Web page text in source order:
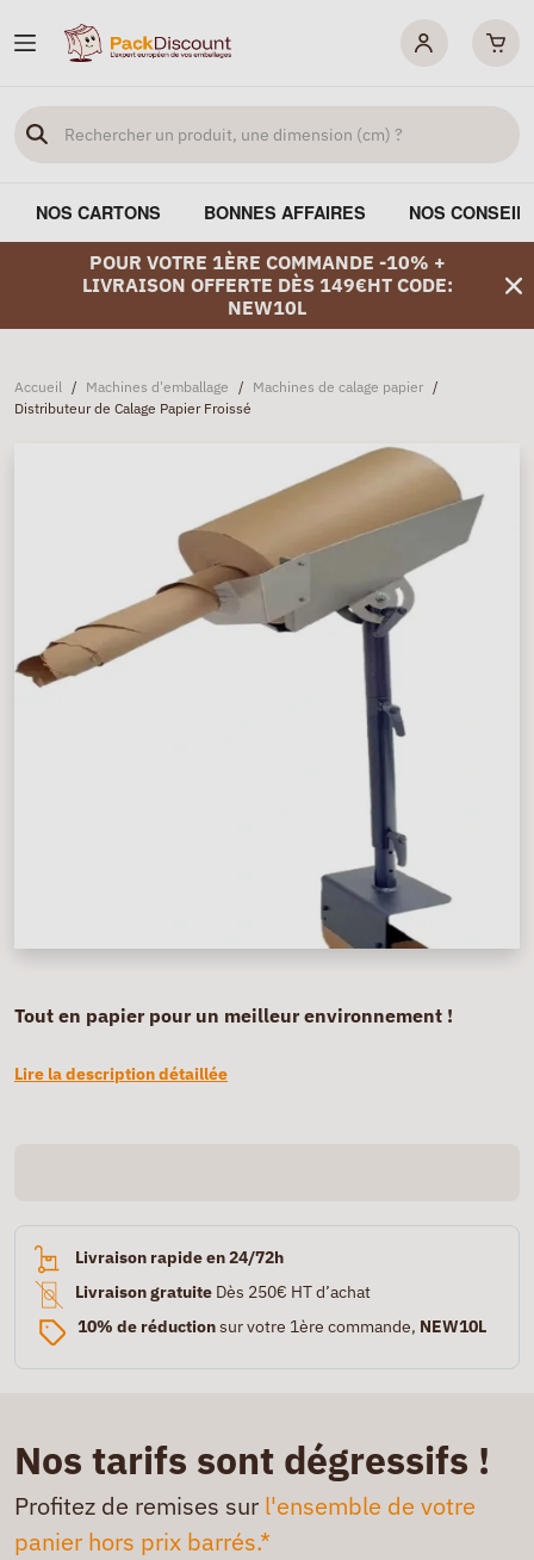
NOS CARTONS BONNES AFFAIRES NOS
POUR VOTRE 1ÈRE COMMANDE -10% +
LIVRAISON OFFERTE DÈS 149€HT CODE:
NEW10L
Accueil / Machines d'emballage / Machines de calage papier /
Distributeur de Calage Papier Froissé
Tout en papier pour un meilleur environnement !
Lire la description détaillée
Livraison rapide en 24/72h
Livraison gratuite Dès 250€ HT d’achat
10% de réductionsur votre 1ère commande, NEW10L
Nos tarifs sont dégressifs !
Profitez de remises sur l'ensemble de votre
panier hors prix barrés.*